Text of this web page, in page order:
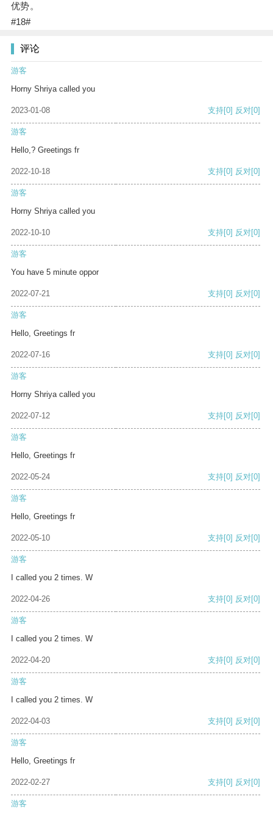
优势。
#18#
评论
游客
Horny Shriya called you
2023-01-08 支持[0] 反对[0]
游客
Hello,? Greetings fr
2022-10-18 支持[0] 反对[0]
游客
Horny Shriya called you
2022-10-10 支持[0] 反对[0]
游客
You have 5 minute oppor
2022-07-21 支持[0] 反对[0]
游客
Hello, Greetings fr
2022-07-16 支持[0] 反对[0]
游客
Horny Shriya called you
2022-07-12 支持[0] 反对[0]
游客
Hello, Greetings fr
2022-05-24 支持[0] 反对[0]
游客
Hello, Greetings fr
2022-05-10 支持[0] 反对[0]
游客
I called you 2 times. W
2022-04-26 支持[0] 反对[0]
游客
I called you 2 times. W
2022-04-20 支持[0] 反对[0]
游客
I called you 2 times. W
2022-04-03 支持[0] 反对[0]
游客
Hello, Greetings fr
2022-02-27 支持[0] 反对[0]
游客